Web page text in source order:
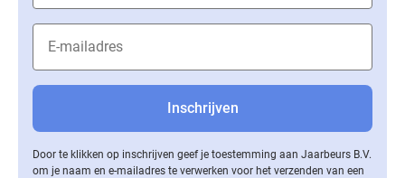
Door te klikken op inschrijven geef je toestemming aan Jaarbeurs B.V.
om je naam en e-mailadres te verwerken voor het verzenden van een